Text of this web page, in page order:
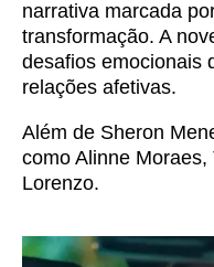
narrativa marcada
transformação. A
desafios emocionais
relações afetivas.
Além de Sheron
como Alinne
Lorenzo.